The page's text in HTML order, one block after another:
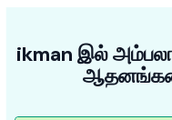
ikman இல்